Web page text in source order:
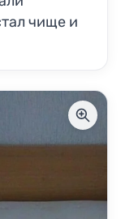
чище и